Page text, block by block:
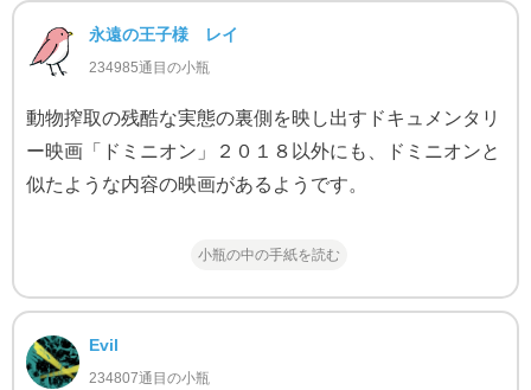
永遠の王子様 レイ
234985通目の小瓶
動物搾取の残酷な実態の裏側を映し出すドキュメンタリ
ー映画「ドミニオン」２０１８以外にも、ドミニオンと
似たような内容の映画があるようです。
小瓶の中の手紙を読む
Evil
234807通目の小瓶